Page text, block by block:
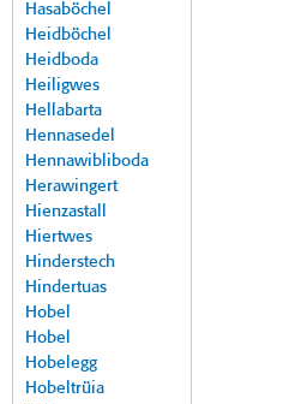
Hasaböchel
Heidböchel
Heidboda
Heiligwes
Hellabarta
Hennasedel
Hennawibliboda
Herawingert
Hienzastall
Hiertwes
Hinderstech
Hindertuas
Hobel
Hobel
Hobelegg
Hobeltrüia